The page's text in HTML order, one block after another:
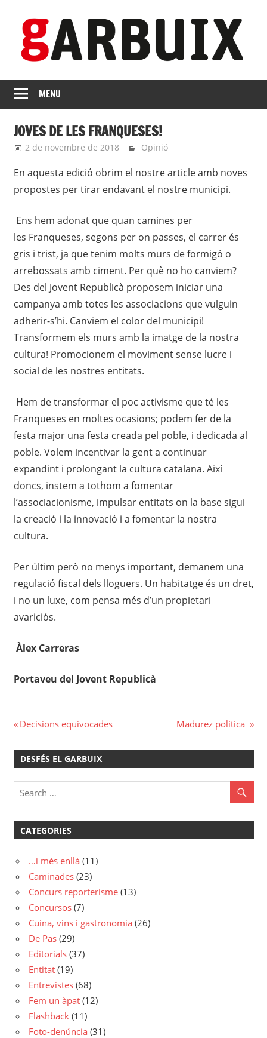
content
GARBUIX
Independent
de
Franqueses
MENU
JOVES DE LES FRANQUESES!
2 de novembre de 2018 Eli
Opinió
En aquesta edició obrim el nostre article amb noves
propostes per tirar endavant el nostre municipi.
Ens hem adonat que quan camines per
les Franqueses, segons per on passes, el carrer és
gris i trist, ja que tenim molts murs de formigó o
arrebossats amb ciment. Per què no ho canviem?
Des del Jovent Republicà proposem iniciar una
campanya amb totes les associacions que vulguin
adherir-s’hi. Canviem el color del municipi!
Transformem els murs amb la imatge de la nostra
cultura! Promocionem el moviment sense lucre i
social de les nostres entitats.
Hem de transformar el poc activisme que té les
Franqueses en moltes ocasions; podem fer de la
festa major una festa creada pel poble, i dedicada al
poble. Volem incentivar la gent a continuar
expandint i prolongant la cultura catalana. Així
doncs, instem a tothom a fomentar
l’associacionisme, impulsar entitats on la base sigui
la creació i la innovació i a fomentar la nostra
cultura.
Per últim però no menys important, demanem una
regulació fiscal dels lloguers. Un habitatge és un dret,
i no un luxe, com pensa més d’un propietari
avariciós.
Àlex Carreras
Portaveu del Jovent Republicà
Navegació
d'entrades
Previous
Post:
Decisions equivocades
Next
Post:
Madurez política
DESFÉS EL GARBUIX
CATEGORIES
…i més enllà (11)
Caminades (23)
Concurs reporterisme (13)
Concursos (7)
Cuina, vins i gastronomia (26)
De Pas (29)
Editorials (37)
Entitat (19)
Entrevistes (68)
Fem un àpat (12)
Flashback (11)
Foto-denúncia (31)